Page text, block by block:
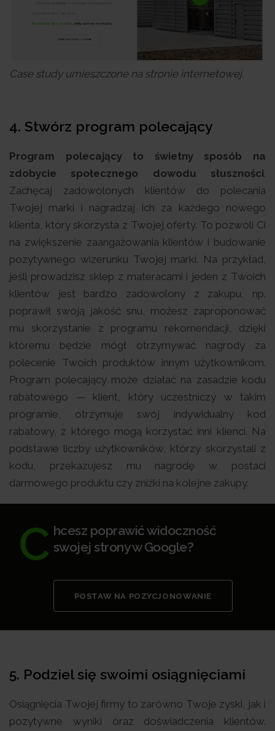
Case study umieszczone na stronie internetowej.
4. Stwórz program polecający
Program polecający to świetny sposób na
zdobycie społecznego dowodu słuszności.
Zachęcaj zadowolonych klientów do polecania
Twojej marki i nagradzaj ich za każdego nowego
klienta, który skorzysta z Twojej oferty. To pozwoli Ci
na zwiększenie zaangażowania klientów i budowanie
pozytywnego wizerunku Twojej marki. Na przykład,
jeśli prowadzisz sklep z materacami i jeden z Twoich
klientów jest bardzo zadowolony z zakupu, np.
poprawił swoją jakość snu, możesz zaproponować
mu skorzystanie z programu rekomendacji, dzięki
któremu będzie mógł otrzymywać nagrody za
polecenie Twoich produktów innym użytkownikom.
Program polecający może działać na zasadzie kodu
rabatowego — klient, który uczestniczy w takim
programie, otrzymuje swój indywidualny kod
rabatowy, z którego mogą korzystać inni klienci. Na
podstawie liczby użytkowników, którzy skorzystali z
kodu, przekazujesz mu nagrodę w postaci
darmowego produktu czy zniżki na kolejne zakupy.
C hcesz poprawić widoczność
swojej strony w Google?
POSTAW NA POZYCJONOWANIE
5. Podziel się swoimi osiągnięciami
Osiągnięcia Twojej firmy to zarówno Twoje zyski, jak i
pozytywne wyniki oraz doświadczenia klientów.